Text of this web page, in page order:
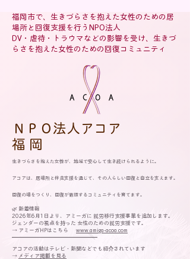
福岡市で、生きづらさを抱えた女性のための居
場所と回復支援を行うNPO法人
DV・虐待・トラウマなどの影響を受け、生きづ
らさを抱えた女性のための回復コミュニティ
​ＮＰＯ法人アコア
​福 岡
生きづらさを抱えた女性が、地域で安心して生き続けられるように。
アコアは、居場所と伴走支援を通じて、その人らしい回復と自立を支えます。
回復の場をつくり、回復が循環するコミュニティを育てます。
🌿 新着情報
2026年6月1日より、アミーガに 就労移行支援事業を追加します。
ジェンダーの視点を持った 女性のための就労支援です。
→ アミーガHPはこちら www.amiga-acoa.com
━━━━━━━━━━━━━━━━
アコアの活動はテレビ・新聞などでも紹介されています
→ メディア掲載を見る